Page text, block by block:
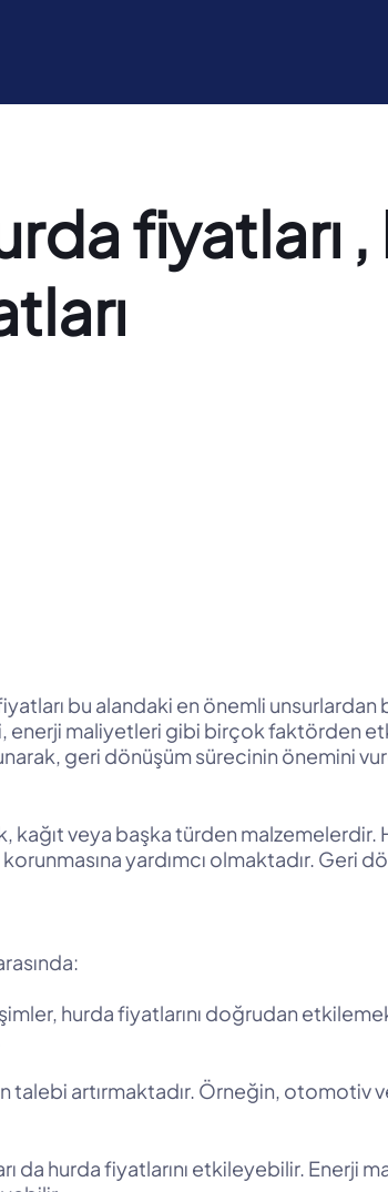
fiyatları
bu alandaki en önemli unsurlardan
maliyetleri gibi birçok faktörden
geri dönüşüm sürecinin önemini
veya başka türden malzemelerdir.
yardımcı olmaktadır. Geri
hurda fiyatlarını doğrudan
talebi artırmaktadır. Örneğin,
da hurda fiyatlarını etkileyebilir. Enerji